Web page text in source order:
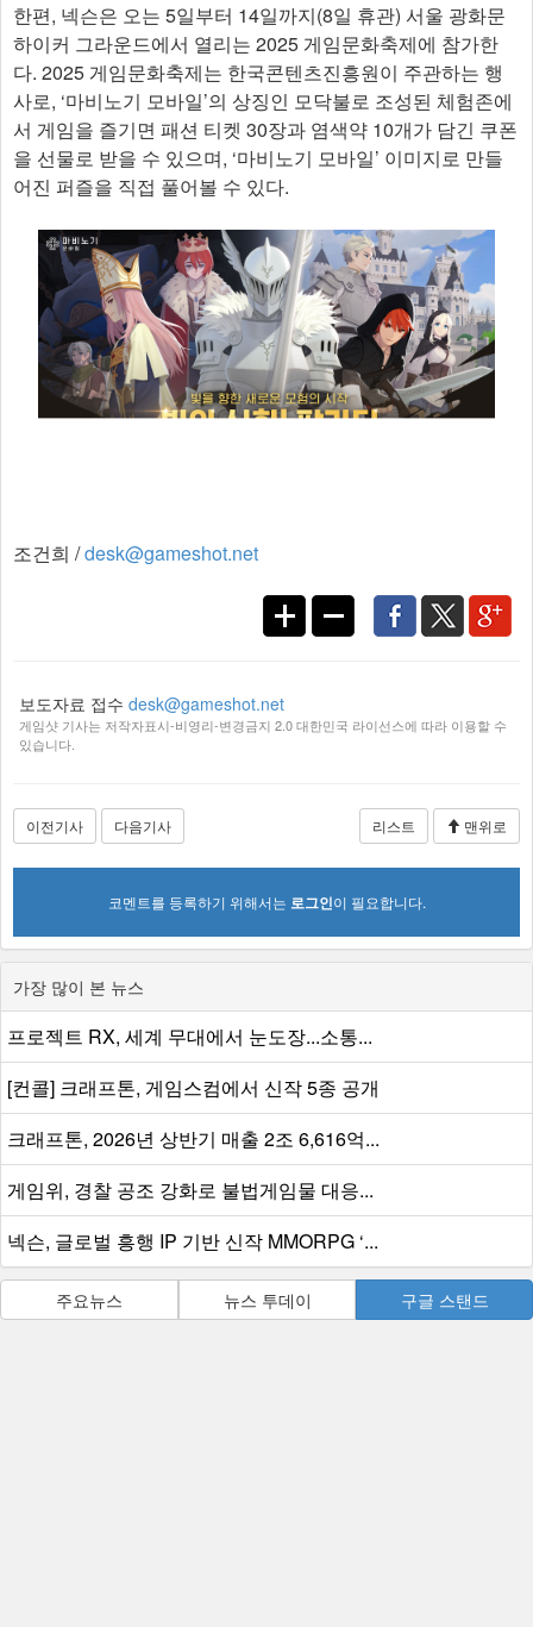
한편, 넥슨은 오는 5일부터 14일까지(8일 휴관) 서울 광화문
하이커 그라운드에서 열리는 2025 게임문화축제에 참가한
다. 2025 게임문화축제는 한국콘텐츠진흥원이 주관하는 행
사로, ‘마비노기 모바일’의 상징인 모닥불로 조성된 체험존에
서 게임을 즐기면 패션 티켓 30장과 염색약 10개가 담긴 쿠폰
을 선물로 받을 수 있으며, ‘마비노기 모바일’ 이미지로 만들
어진 퍼즐을 직접 풀어볼 수 있다.
조건희 /desk@gameshot.net
보도자료 접수 desk@gameshot.net
게임샷 기사는 저작자표시-비영리-변경금지 2.0 대한민국 라이선스에 따라 이용할 수
있습니다.
이전기사 다음기사 리스트 맨위로
코멘트를 등록하기 위해서는 로그인이 필요합니다.
가장 많이 본 뉴스
프로젝트 RX, 세계 무대에서 눈도장...소통...
[컨콜] 크래프톤, 게임스컴에서 신작 5종 공개
크래프톤, 2026년 상반기 매출 2조 6,616억...
게임위, 경찰 공조 강화로 불법게임물 대응...
넥슨, 글로벌 흥행 IP 기반 신작 MMORPG ‘...
주요뉴스 뉴스 투데이 구글 스탠드